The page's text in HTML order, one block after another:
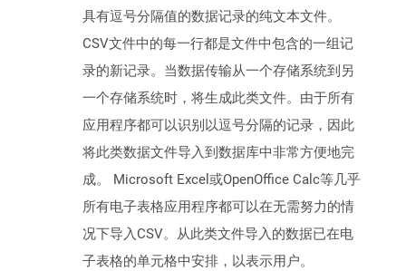
具有逗号分隔值的数据记录的纯文本文件。
CSV文件中的每一行都是文件中包含的一组记
录的新记录。当数据传输从一个存储系统到另
一个存储系统时，将生成此类文件。由于所有
应用程序都可以识别以逗号分隔的记录，因此
将此类数据文件导入到数据库中非常方便地完
成。 Microsoft Excel或OpenOffice Calc等几乎
所有电子表格应用程序都可以在无需努力的情
况下导入CSV。从此类文件导入的数据已在电
子表格的单元格中安排，以表示用户。